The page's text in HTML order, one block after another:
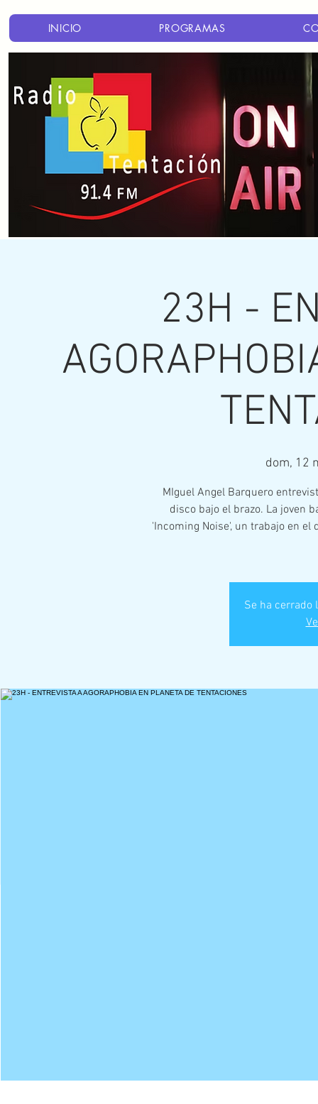
INICIO PROGRAMAS
23H -
dom, 12
MIguel Angel Barquero
disco bajo el brazo. La joven
'Incoming Noise', un trabajo en
Se ha